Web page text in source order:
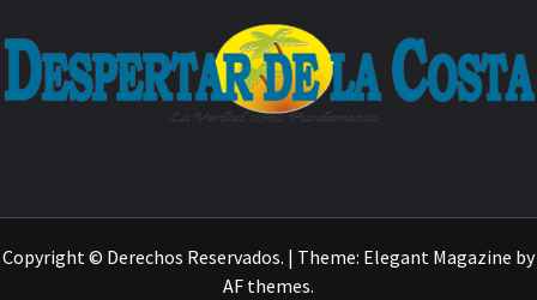
Copyright © Derechos Reservados. | Theme: Elegant Magazine by
AF themes.